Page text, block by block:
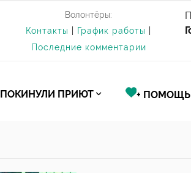
Волонтёры:
Контакты
График работы
Последние комментарии
ПОКИНУЛИ ПРИЮТ + ПОМОЩЬ